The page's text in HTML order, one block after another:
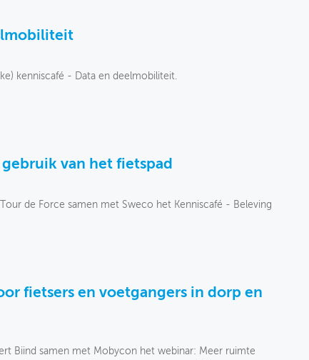
kenniscafé - Data en deelmobiliteit.
van het fietspad
de Force samen met Sweco het Kenniscafé - Beleving
fietsers en voetgangers in dorp en
Biind samen met Mobycon het webinar: Meer ruimte